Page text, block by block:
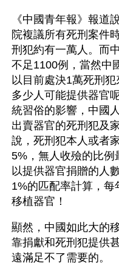
《中國青年報》報道
院複議所有死刑案件
刑犯約有一萬人。而
不足1100例，當然中
以目前處決1萬死刑
多少人可能提供器官
統習俗的影響，中國
出賣器官的死刑犯及
說，死刑犯本人或者
5%，無人收殮的比
以提供器官捐贈的人
1%的匹配率計算，
移植器官！
顯然，中國如此大的
靠捐獻和死刑犯提供
遠滿足不了需要的。